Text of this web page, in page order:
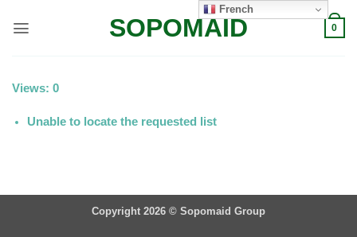
SOPOMAID 0
Views: 0
Unable to locate the requested list
Copyright 2026 © Sopomaid Group
French